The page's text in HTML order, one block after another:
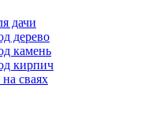
дачи
дерево
камень
кирпич
сваях